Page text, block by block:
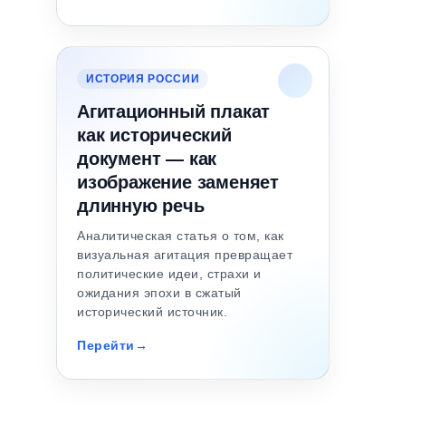
ИСТОРИЯ РОССИИ
Агитационный плакат
как исторический
документ — как
изображение заменяет
длинную речь
Аналитическая статья о том, как
визуальная агитация превращает
политические идеи, страхи и
ожидания эпохи в сжатый
исторический источник.
Перейти